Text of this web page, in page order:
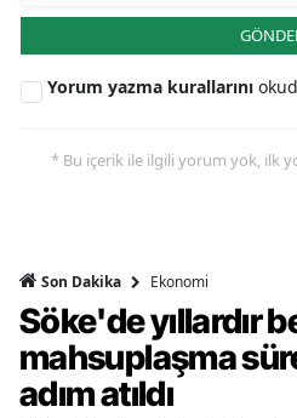
Yorum yazma kurallarını
* Bu içerik ile ilgili yorum yok, ilk
Son Dakika Ekonomi
Söke'de yıllardır
mahsuplaşma
adım atıldı